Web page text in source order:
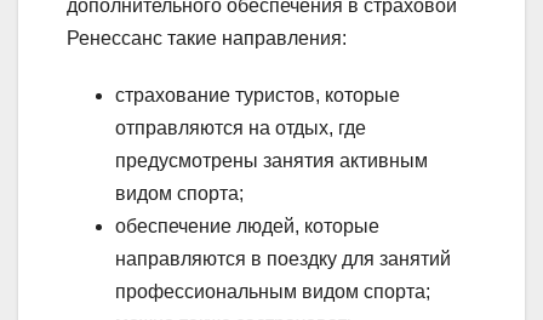
дополнительного обеспечения в страховой
Ренессанс такие направления:
страхование туристов, которые
отправляются на отдых, где
предусмотрены занятия активным
видом спорта;
обеспечение людей, которые
направляются в поездку для занятий
профессиональным видом спорта;